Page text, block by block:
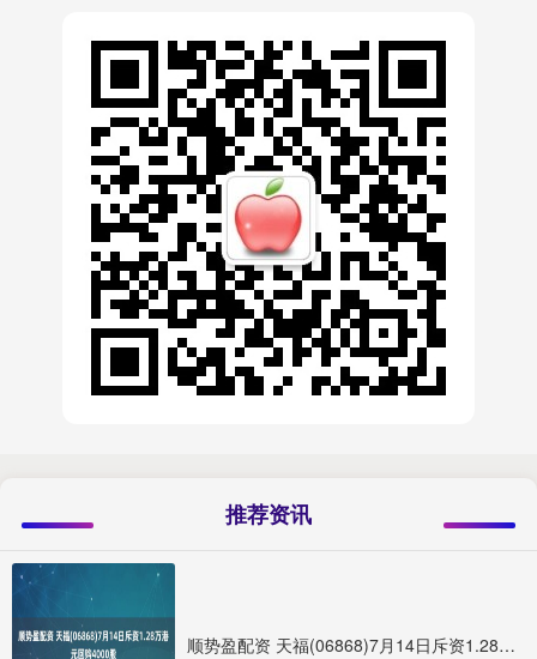
推荐资讯
顺势盈配资 天福(06868)7月14日斥资1.28万港元回购4000股